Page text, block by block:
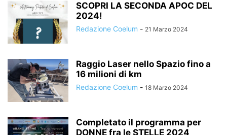
SCOPRI LA SECONDA APOC DEL
2024!
Redazione Coelum - 21 Marzo 2024
Raggio Laser nello Spazio fino a
16 milioni di km
Redazione Coelum - 18 Marzo 2024
Completato il programma per
DONNE fra le STELLE 2024